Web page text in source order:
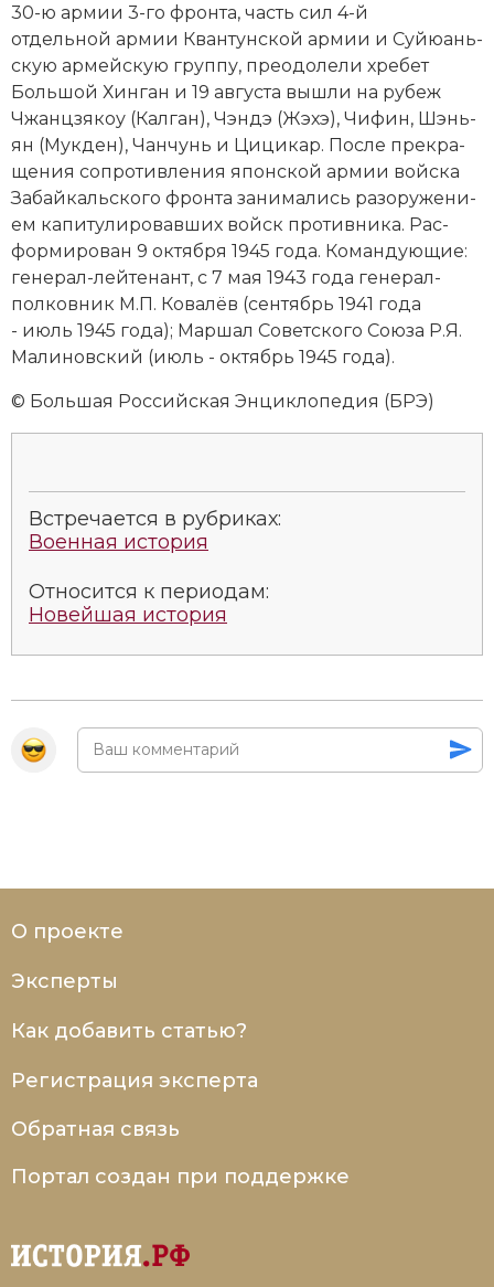
Общественные объединения и организации
Политическая история
Революции и народные движения
Религия и церковь
Северная Америка
Социально-экономическая история
Специальные исторические дисциплины
СССР
30-ю ар­мии 3-го фрон­та, часть сил 4-й
отдельной ар­мии Кван­тун­ской ар­мии и Суй­юань­
скую ар­мей­скую груп­пу, пре­одо­ле­ли хре­бет
Боль­шой Хин­ган и 19 августа вы­шли на ру­беж
Чжанц­зя­коу (Кал­ган), Чэн­дэ (Жэ­хэ), Чи­фин, Шэнь­
ян (Мук­ден), Чан­чунь и Ци­ци­кар. По­сле пре­кра­
ще­ния со­про­тив­ле­ния японской ар­мии вой­ска
Забайкальского фронта за­ни­ма­лись ра­зо­ру­же­ни­
ем ка­пи­ту­ли­ро­вав­ших войск про­тив­ни­ка. Рас­
фор­ми­ро­ван 9 октября 1945 года. Ко­ман­дую­щие:
генерал-лейтенант, с 7 мая 1943 года генерал-
полковник М.П. Ко­ва­лёв (сентябрь 1941 года
- июль 1945 года); Мар­шал Советского Сою­за Р.Я.
Ма­ли­нов­ский (июль - октябрь 1945 года).
© Большая Российская Энциклопедия (БРЭ)
Встречается в рубриках:
Военная история
Относится к периодам:
Новейшая история
О проекте
Эксперты
Как добавить статью?
Регистрация эксперта
Обратная связь
Портал создан при поддержке